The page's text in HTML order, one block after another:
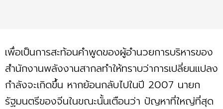
เพื่อเป็นการสะท้อนคำพูดของผู้อำนวยการบริหารของ
สำนักงานพลังงานสากลทำให้ทราบว่าการเปลี่ยนแปลง
กำลังจะเกิดขึ้น หากย้อนกลับไปในปี 2007 นายก
รัฐมนตรีของจีนในขณะนั้นเตือนว่า ปัญหาที่ใหญ่ที่สุด